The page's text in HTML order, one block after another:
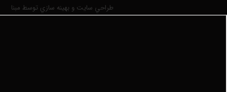
طراحي سايت و بهينه سازي توسط مبنا